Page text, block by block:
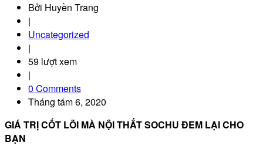
Bởi Huyền Trang
|
Uncategorized
|
59 lượt xem
|
0 Comments
Tháng tám 6, 2020
GIÁ TRỊ CỐT LÕI MÀ NỘI THẤT SOCHU ĐEM LẠI CHO
BẠN